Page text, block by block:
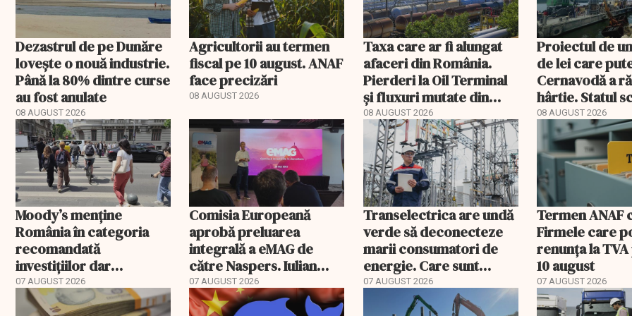
Dezastrul de pe Dunăre
lovește o nouă industrie.
Până la 80% dintre curse
au fost anulate
08 AUGUST 2026
Agricultorii au termen
fiscal pe 10 august. ANAF
face precizări
08 AUGUST 2026
Taxa care ar fi alungat
afaceri din România.
Pierderi la Oil Terminal
și fluxuri mutate din
Portul Constanța
08 AUGUST 2026
Proiectul de
de lei care
Cernavodă a
hârtie. Statul
acum barje în
08 AUGUST 2026
Moody’s menține
România în categoria
recomandată
investițiilor dar
transmite un
avertisment
07 AUGUST 2026
Comisia Europeană
aprobă preluarea
integrală a eMAG de
către Naspers. Iulian
Stanciu iese din
acționariat
07 AUGUST 2026
Transelectrica are undă
verde să deconecteze
marii consumatori de
energie. Care sunt
condițiile
07 AUGUST 2026
Termen ANAF
Firmele care
renunța la
10 august
07 AUGUST 2026